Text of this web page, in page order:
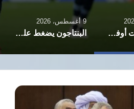
صحيفة “كوت أوفسايد” البريطانية تكشف كواليس صراع نيوكاسل وتوتنهام لضم الجوهرة عمر مرموش
9 أغسطس، 2026
البنتاجون يضغط على شركات الدفاع لرفع وتيرة تسليم الأسلحة والذخائر